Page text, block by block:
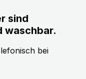
sind
waschbar.
bei